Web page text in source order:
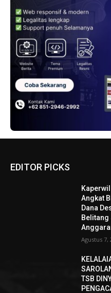
EDITOR PICKS
Angkat
Dana
Belitang
Agustus 7,
TSB